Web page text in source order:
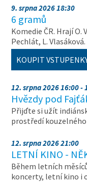
9. srpna 2026 18:30
6 gramů
Komedie ČR. Hrají O.
Pechlát, L.
KOUPIT
12. srpna 2026 16:00 -
Hvězdy pod
Přijďte si užít
prostředí
12. srpna 2026 21:00
LETNÍ KINO -
Během letních
koncerty, letní kino i